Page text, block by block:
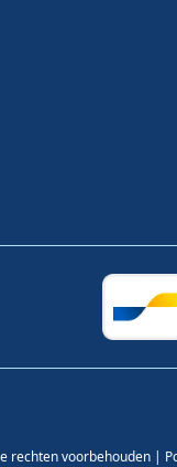
rechten voorbehouden |